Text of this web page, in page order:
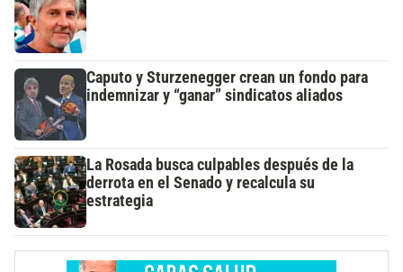
Caputo y Sturzenegger crean un fondo para
indemnizar y “ganar” sindicatos aliados
La Rosada busca culpables después de la
derrota en el Senado y recalcula su
estrategia